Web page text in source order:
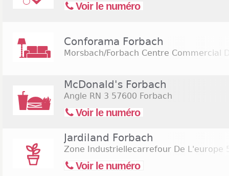
Voir le numéro
Conforama Forbach
Morsbach/Forbach Centre Commercial
McDonald's Forbach
Angle RN 3 57600 Forbach
Voir le numéro
Jardiland Forbach
Zone Industriellecarrefour De L'europe
Voir le numéro